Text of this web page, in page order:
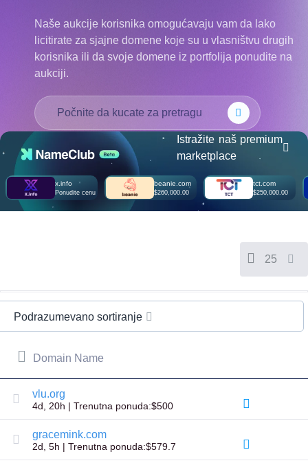
Português
Français
Italiano
本
語
국
어
Indonesia
US Dollar USD ($)
Euro EUR (€)
人民币 CNY (¥)
(C$)
Pesos Mexicanos MXN
(MX$)
British Pound GBP (£)
Copyright
2002-
2025
LLC.
reserved.
Domeni
Pronađite
domen
Naše aukcije korisnika omogućavaju vam da lako
licitirate za sjajne domene koje su u vlasništvu drugih
korisnika ili da svoje domene iz portfolija ponudite na
aukciji.
Istražite naš premium
marketplace
x.info
Ponudite cenu
beanie.com
$260,000.00
tct.com
$250,000.00
25
Podrazumevano sortiranje
Domain Name
vlu.org
4d, 20h | Trenutna ponuda:$500
gracemink.com
2d, 5h | Trenutna ponuda:$579.7